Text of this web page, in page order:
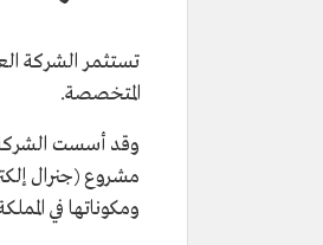
تستثمر الشركة
المتخصصة.
ومكوناتها في